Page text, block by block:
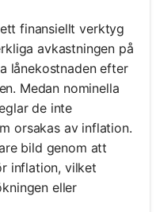
finansiellt verktyg
avkastningen på
lånekostnaden efter
Medan nominella
de inte
orsakas av inflation.
bild genom att
inflation, vilket
eller